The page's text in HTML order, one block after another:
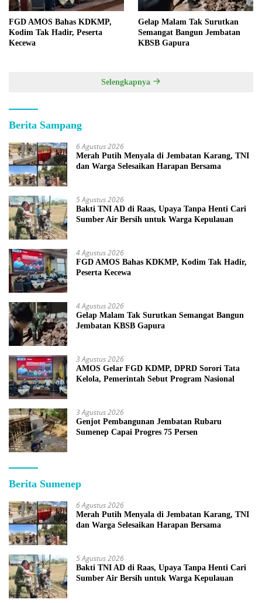
FGD AMOS Bahas KDKMP,
Kodim Tak Hadir, Peserta
Kecewa
Gelap Malam Tak Surutkan
Semangat Bangun Jembatan
KBSB Gapura
Selengkapnya
Berita Sampang
6 Agustus 2026
Merah Putih Menyala di Jembatan Karang, TNI
dan Warga Selesaikan Harapan Bersama
5 Agustus 2026
Bakti TNI AD di Raas, Upaya Tanpa Henti Cari
Sumber Air Bersih untuk Warga Kepulauan
4 Agustus 2026
FGD AMOS Bahas KDKMP, Kodim Tak Hadir,
Peserta Kecewa
4 Agustus 2026
Gelap Malam Tak Surutkan Semangat Bangun
Jembatan KBSB Gapura
3 Agustus 2026
AMOS Gelar FGD KDMP, DPRD Sorori Tata
Kelola, Pemerintah Sebut Program Nasional
3 Agustus 2026
Genjot Pembangunan Jembatan Rubaru
Sumenep Capai Progres 75 Persen
Berita Sumenep
6 Agustus 2026
Merah Putih Menyala di Jembatan Karang, TNI
dan Warga Selesaikan Harapan Bersama
5 Agustus 2026
Bakti TNI AD di Raas, Upaya Tanpa Henti Cari
Sumber Air Bersih untuk Warga Kepulauan